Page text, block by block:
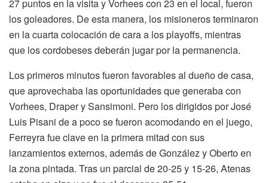
27 puntos en la visita y Vorhees con 23 en el local, fueron
los goleadores. De esta manera, los misioneros terminaron
en la cuarta colocación de cara a los playoffs, mientras
que los cordobeses deberán jugar por la permanencia.
Los primeros minutos fueron favorables al dueño de casa,
que aprovechaba las oportunidades que generaba con
Vorhees, Draper y Sansimoni. Pero los dirigidos por José
Luis Pisani de a poco se fueron acomodando en el juego,
Ferreyra fue clave en la primera mitad con sus
lanzamientos externos, además de González y Oberto en
la zona pintada. Tras un parcial de 20-25 y 15-26, Atenas